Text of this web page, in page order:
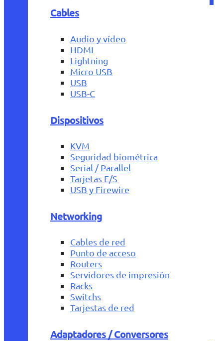
Cables
Audio y vídeo
HDMI
Lightning
Micro USB
USB
USB-C
Dispositivos
KVM
Seguridad biométrica
Serial / Parallel
Tarjetas E/S
USB y Firewire
Networking
Cables de red
Punto de acceso
Routers
Servidores de impresión
Racks
Switchs
Tarjestas de red
Adaptadores / Conversores